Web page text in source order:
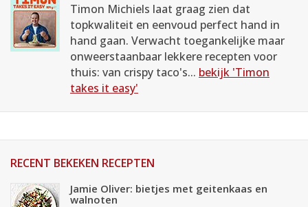
Timon Michiels laat graag zien dat
topkwaliteit en eenvoud perfect hand in
hand gaan. Verwacht toegankelijke maar
onweerstaanbaar lekkere recepten voor
thuis: van crispy taco's... bekijk 'Timon
takes it easy'
RECENT BEKEKEN RECEPTEN
Jamie Oliver: bietjes met geitenkaas en
walnoten